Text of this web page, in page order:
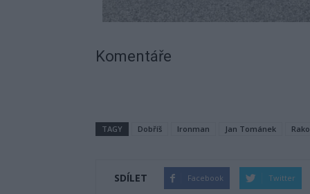
Komentáře
TAGY Dobříš Ironman Jan Tománek
SDÍLET Facebook Twitter